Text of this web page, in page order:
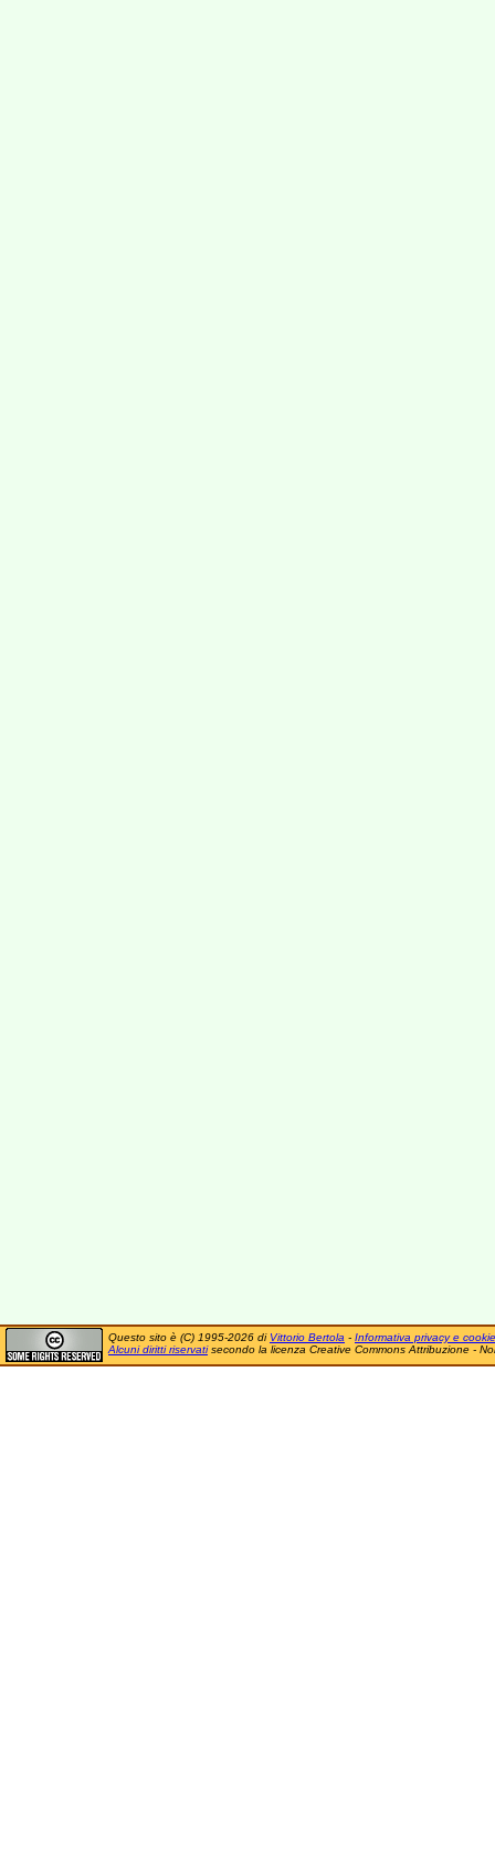
Questo sito è (C) 1995-2026 di Vittorio Bertola - Informativa privacy e cookie
Alcuni diritti riservatisecondo la licenza Creative Commons Attribuzione -